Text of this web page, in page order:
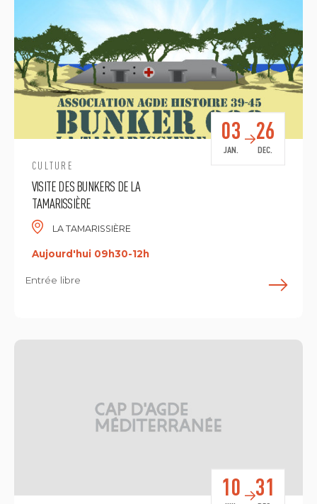
CULTURE
VISITE DES BUNKERS DE LA
TAMARISSIÈRE
LA TAMARISSIÈRE
Aujourd'hui 09h30-12h
03
JAN.
26
DEC.
Entrée libre
10 31